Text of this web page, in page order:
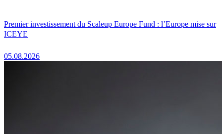
Premier investissement du Scaleup Europe Fund : l’Europe mise sur
ICEYE
05.08.2026